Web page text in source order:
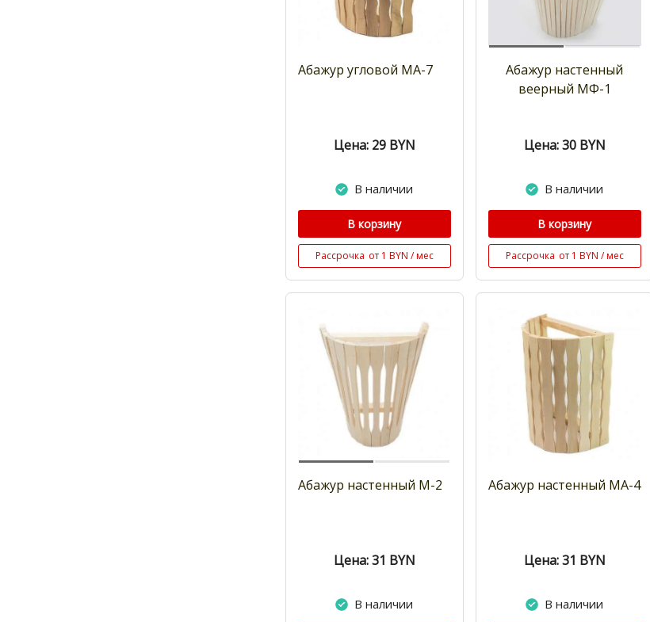
Абажур угловой МА-7
Цена: 29 BYN
В наличии
В корзину
Рассрочка от 1 BYN / мес
Абажур настенный
веерный МФ-1
Цена: 30 BYN
В наличии
В корзину
Рассрочка от 1 BYN / мес
Абажур настенный М-2
Цена: 31 BYN
В наличии
Абажур настенный МА-4
Цена: 31 BYN
В наличии